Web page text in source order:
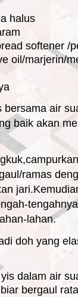
halus
softener /
oil/marjerin/
bersama air
baik akan
ramas
lahan.
doh yang
dalam air
bergaul